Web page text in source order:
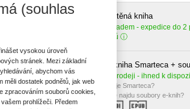
Tištěná kniha
Skladem - expedice do 2
dnů
E-kniha Smarteca +
V prodeji - ihned k
Co je Smarteca?
Kde najdu soubory e-knih?
(souhlas
vysokou úroveň
stránek. Mezi základní
abychom vás
měli dostatek podnětů, jak web
zpracováním souborů cookies,
prohlížeči. Předem